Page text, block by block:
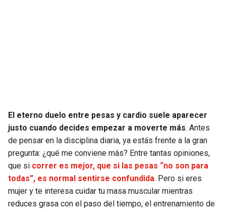
FALCONS
TRAIL BLAZERS
El eterno duelo entre pesas y cardio suele aparecer
justo cuando decides empezar a moverte más. Antes
de pensar en la disciplina diaria, ya estás frente a la gran
pregunta: ¿qué me conviene más? Entre tantas opiniones,
que si correr es mejor, que si las pesas “no son para
todas”, es normal sentirse confundida. Pero si eres
mujer y te interesa cuidar tu masa muscular mientras
reduces grasa con el paso del tiempo, el entrenamiento de